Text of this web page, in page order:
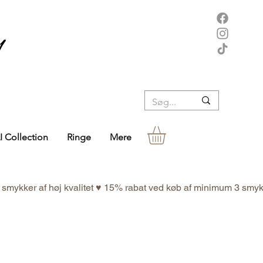
Collection Ringe Mere